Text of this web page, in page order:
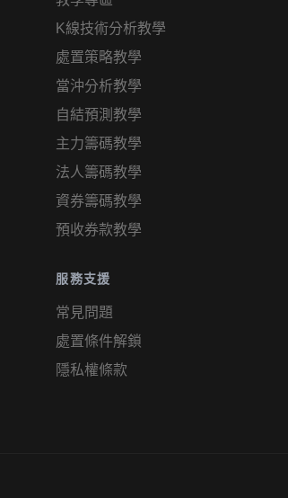
K線技術分析教學
處置策略教學
當沖分析教學
自結預測教學
主力籌碼教學
法人籌碼教學
資券籌碼教學
預收券款教學
服務支援
常見問題
處置條件解鎖
隱私權條款